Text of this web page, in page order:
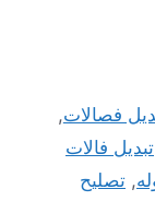
فصالات,
تبديل فالات
, تصليح